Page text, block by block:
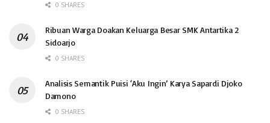
0 SHARES
Ribuan Warga Doakan Keluarga Besar SMK Antartika 2
Sidoarjo
0 SHARES
Analisis Semantik Puisi ‘Aku Ingin’ Karya Sapardi Djoko
Damono
0 SHARES